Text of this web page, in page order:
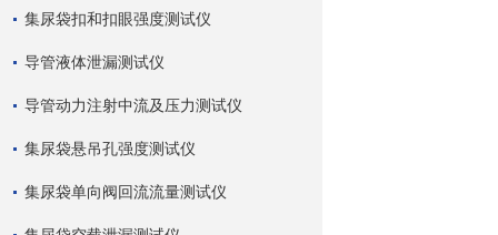
集尿袋扣和扣眼强度测试仪
导管液体泄漏测试仪
导管动力注射中流及压力测试仪
集尿袋悬吊孔强度测试仪
集尿袋单向阀回流流量测试仪